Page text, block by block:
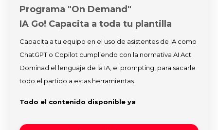
Programa "On Demand"
IA Go! Capacita a toda tu plantilla
Capacita a tu equipo en el uso de asistentes de IA como
ChatGPT o Copilot cumpliendo con la normativa AI Act.
Dominad el lenguaje de la IA, el prompting, para sacarle
todo el partido a estas herramientas.
Todo el contenido disponible ya